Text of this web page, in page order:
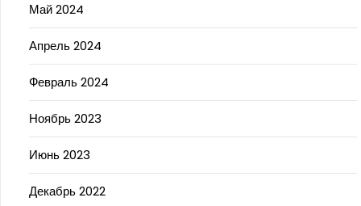
Май 2024
Апрель 2024
Февраль 2024
Ноябрь 2023
Июнь 2023
Декабрь 2022